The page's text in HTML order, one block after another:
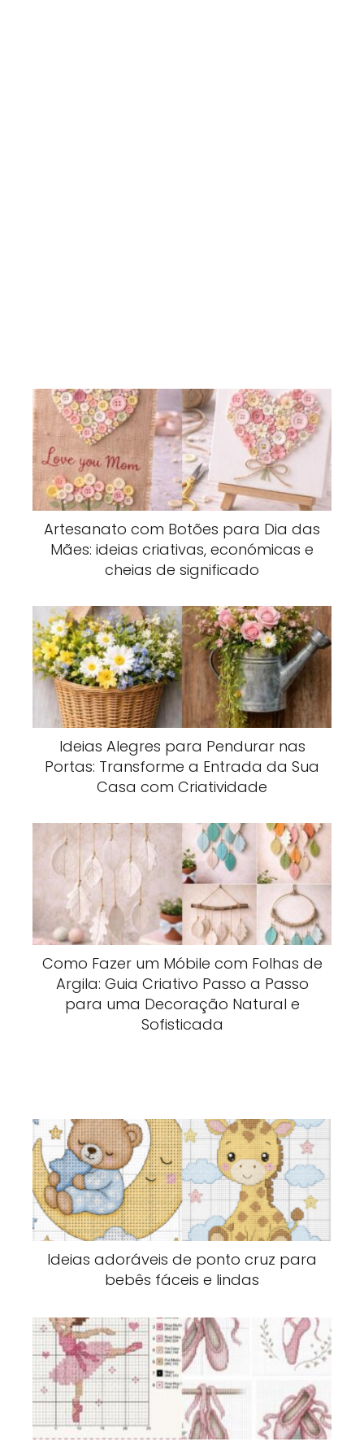
Artesanato com Botões para Dia das
Mães: ideias criativas, económicas e
cheias de significado
Ideias Alegres para Pendurar nas
Portas: Transforme a Entrada da Sua
Casa com Criatividade
Como Fazer um Móbile com Folhas de
Argila: Guia Criativo Passo a Passo
para uma Decoração Natural e
Sofisticada
Ideias adoráveis de ponto cruz para
bebês fáceis e lindas